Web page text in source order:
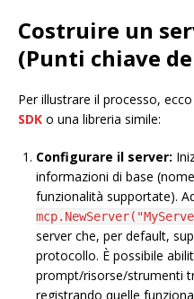
Costruire un
(Punti chiave
Per illustrare il processo,
SDK o una libreria simile:
Configurare il server:
informazioni di base
funzionalità supportate).
server che, per default,
protocollo. È possibile
prompt/risorse/strumenti
registrando quelle